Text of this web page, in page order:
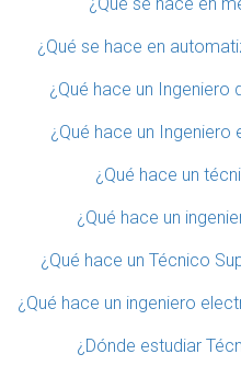
¿Qué se hace en
¿Qué hace un Ingeniero
¿Qué hace un Ingeniero
¿Qué hace un
¿Qué hace un
¿Qué hace un Técnico
¿Qué hace un ingeniero
¿Dónde estudiar